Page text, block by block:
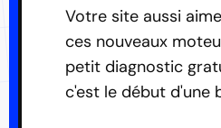
Votre site aussi
ces nouveaux
petit diagnostic
c'est le début d'une